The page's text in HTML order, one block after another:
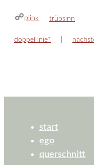
plink kategorien
trübsinn
doppelknie*
start
ego
querschnitt